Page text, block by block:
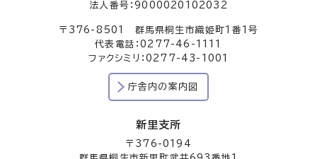
法人番号：9000020102032
〒376-8501 群馬県桐生市織姫町1番1号
代表電話：0277-46-1111
ファクシミリ：0277-43-1001
庁舎内の案内図
新里支所
〒376-0194